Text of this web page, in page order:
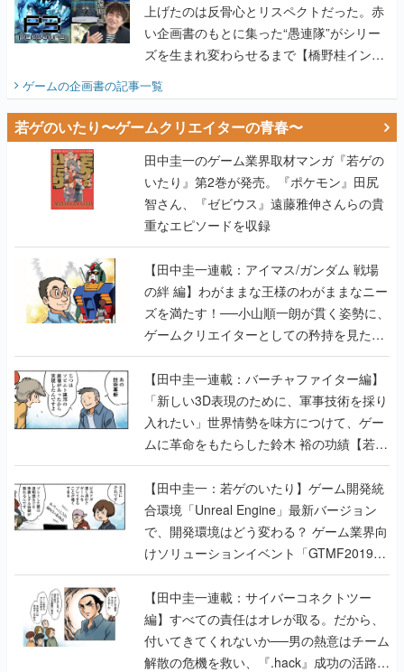
上げたのは反骨心とリスペクトだった。赤
い企画書のもとに集った“愚連隊”がシリー
ズを生まれ変わらせるまで【橋野桂インタ
ゲームの企画書の記事一覧
若ゲのいたり〜ゲームクリエイターの青春〜
田中圭一のゲーム業界取材マンガ『若ゲの
いたり』第2巻が発売。『ポケモン』田尻
智さん、『ゼビウス』遠藤雅伸さんらの貴
重なエピソードを収録
【田中圭一連載：アイマス/ガンダム 戦場
の絆 編】わがままな王様のわがままなニー
ズを満たす！──小山順一朗が貫く姿勢に、
ゲームクリエイターとしての矜持を見た
【若ゲのいたり最終回】
【田中圭一連載：バーチャファイター編】
「新しい3D表現のために、軍事技術を採り
入れたい」世界情勢を味方につけて、ゲー
ムに革命をもたらした鈴木 裕の功績【若ゲ
のいたり】
【田中圭一：若ゲのいたり】ゲーム開発統
合環境「Unreal Engine」最新バージョン
で、開発環境はどう変わる？ ゲーム業界向
けソリューションイベント「GTMF2019」
に行って、より理解を深めよう【PR】
【田中圭一連載：サイバーコネクトツー
編】すべての責任はオレが取る。だから、
付いてきてくれないか──男の熱意はチーム
解散の危機を救い、『.hack』成功の活路を